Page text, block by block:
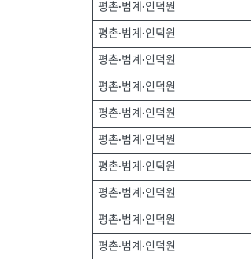
평촌·범계·인덕원
평촌·범계·인덕원
평촌·범계·인덕원
평촌·범계·인덕원
평촌·범계·인덕원
평촌·범계·인덕원
평촌·범계·인덕원
평촌·범계·인덕원
평촌·범계·인덕원
평촌·범계·인덕원